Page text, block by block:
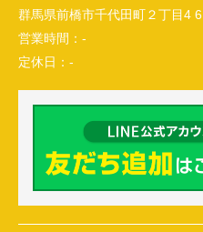
群馬県前橋市千代田町２丁目4 6
営業時間： -
定休日： -